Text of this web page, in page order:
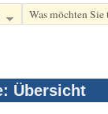
Was möchten Sie
Übersicht